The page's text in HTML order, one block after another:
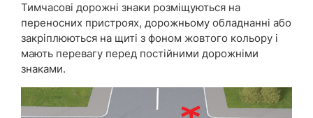
Тимчасові дорожні знаки розміщуються на
переносних пристроях, дорожньому обладнанні або
закріплюються на щиті з фоном жовтого кольору і
мають перевагу перед постійними дорожніми
знаками.